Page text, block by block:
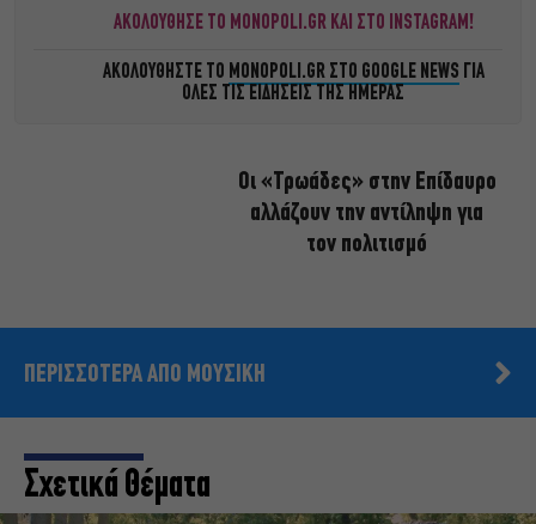
ΑΚΟΛΟΥΘΗΣΕ ΤΟ MONOPOLI.GR ΚΑΙ ΣΤΟ INSTAGRAM!
ΑΚΟΛΟΥΘΗΣΤΕ ΤΟ MONOPOLI.GR ΣΤΟ GOOGLE NEWS ΓΙΑ
ΟΛΕΣ ΤΙΣ ΕΙΔΗΣΕΙΣ ΤΗΣ ΗΜΕΡΑΣ
Οι «Τρωάδες» στην Επίδαυρο
αλλάζουν την αντίληψη για
τον πολιτισμό
ΠΕΡΙΣΣΟΤΕΡΑ ΑΠΟ ΜΟΥΣΙΚΗ
Σχετικά Θέματα